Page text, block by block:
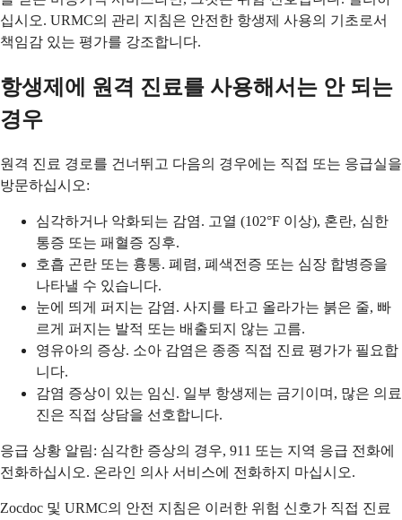
십시오. URMC의 관리 지침은 안전한 항생제 사용의 기초로서
책임감 있는 평가를 강조합니다.
항생제에 원격 진료를 사용해서는 안 되는
경우
원격 진료 경로를 건너뛰고 다음의 경우에는 직접 또는 응급실을
방문하십시오:
심각하거나 악화되는 감염. 고열 (102°F 이상), 혼란, 심한
통증 또는 패혈증 징후.
호흡 곤란 또는 흉통. 폐렴, 폐색전증 또는 심장 합병증을
나타낼 수 있습니다.
눈에 띄게 퍼지는 감염. 사지를 타고 올라가는 붉은 줄, 빠
르게 퍼지는 발적 또는 배출되지 않는 고름.
영유아의 증상. 소아 감염은 종종 직접 진료 평가가 필요합
니다.
감염 증상이 있는 임신. 일부 항생제는 금기이며, 많은 의료
진은 직접 상담을 선호합니다.
응급 상황 알림: 심각한 증상의 경우, 911 또는 지역 응급 전화에
전화하십시오. 온라인 의사 서비스에 전화하지 마십시오.
Zocdoc 및 URMC의 안전 지침은 이러한 위험 신호가 직접 진료